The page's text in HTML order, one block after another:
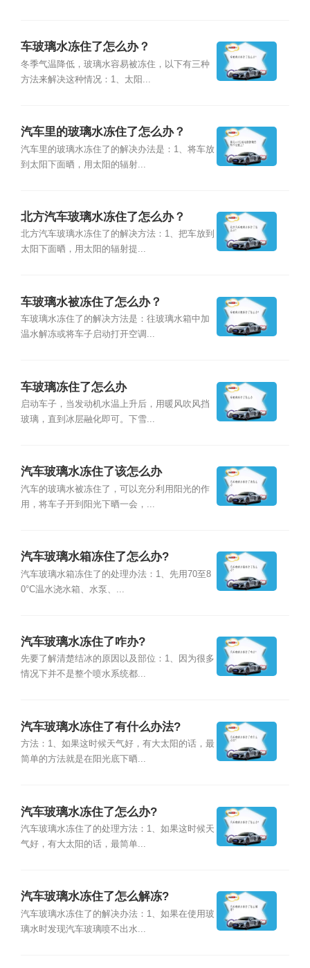
车玻璃水冻住了怎么办？
冬季气温降低，玻璃水容易被冻住，以下有三种
方法来解决这种情况：1、太阳...
汽车里的玻璃水冻住了怎么办？
汽车里的玻璃水冻住了的解决办法是：1、将车放
到太阳下面晒，用太阳的辐射...
北方汽车玻璃水冻住了怎么办？
北方汽车玻璃水冻住了的解决方法：1、把车放到
太阳下面晒，用太阳的辐射提...
车玻璃水被冻住了怎么办？
车玻璃水冻住了的解决方法是：往玻璃水箱中加
温水解冻或将车子启动打开空调...
车玻璃冻住了怎么办
启动车子，当发动机水温上升后，用暖风吹风挡
玻璃，直到冰层融化即可。下雪...
汽车玻璃水冻住了该怎么办
汽车的玻璃水被冻住了，可以充分利用阳光的作
用，将车子开到阳光下晒一会，...
汽车玻璃水箱冻住了怎么办?
汽车玻璃水箱冻住了的处理办法：1、先用70至8
0°C温水浇水箱、水泵、...
汽车玻璃水冻住了咋办?
先要了解清楚结冰的原因以及部位：1、因为很多
情况下并不是整个喷水系统都...
汽车玻璃水冻住了有什么办法?
方法：1、如果这时候天气好，有大太阳的话，最
简单的方法就是在阳光底下晒...
汽车玻璃水冻住了怎么办?
汽车玻璃水冻住了的处理方法：1、如果这时候天
气好，有大太阳的话，最简单...
汽车玻璃水冻住了怎么解冻?
汽车玻璃水冻住了的解决办法：1、如果在使用玻
璃水时发现汽车玻璃喷不出水...